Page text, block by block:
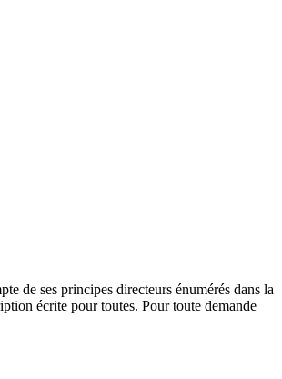
de ses principes directeurs énumérés dans la
écrite pour toutes. Pour toute demande